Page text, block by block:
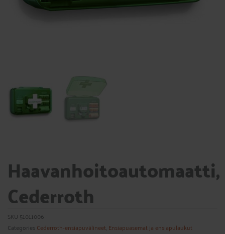
Haavanhoitoautomaatti,
Cederroth
SKU 51011006
Categories Cederroth-ensiapuvälineet Ensiapuasemat ja ensiapulaukut